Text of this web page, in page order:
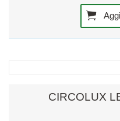
CIRCOLUX